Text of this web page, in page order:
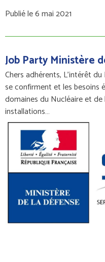
Publié le 6 mai 2021
Job Party Ministère
Chers adhérents, L'intérêt
se confirment et les besoins
domaines du Nucléaire et
installations…